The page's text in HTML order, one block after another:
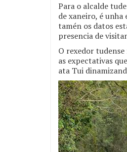
Para o alcalde
de xaneiro, é
tamén os datos
presencia de
O rexedor
as expectativas
ata Tui